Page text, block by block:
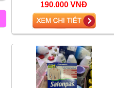
ho có đàm
190.000 VNĐ